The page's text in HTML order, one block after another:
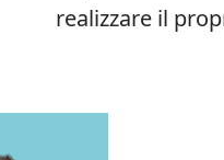
realizzare il